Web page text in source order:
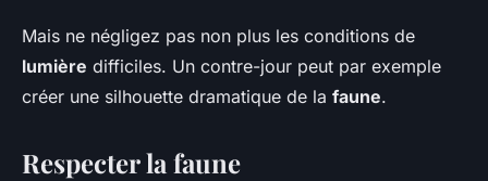
Mais ne négligez pas non plus les conditions de
lumière difficiles. Un contre-jour peut par exemple
créer une silhouette dramatique de la faune.
Respecter la faune